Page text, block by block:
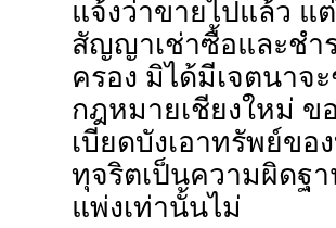
แจ้งว่าขายไปแล้ว แ
สัญญาเช่าซื้อและชำ
ครอง มิได้มีเจตนาจ
กฎหมายเชียงใหม่ ข
เบียดบังเอาทรัพย์ข
ทุจริตเป็นความผิดฐ
แพ่งเท่านั้นไม่